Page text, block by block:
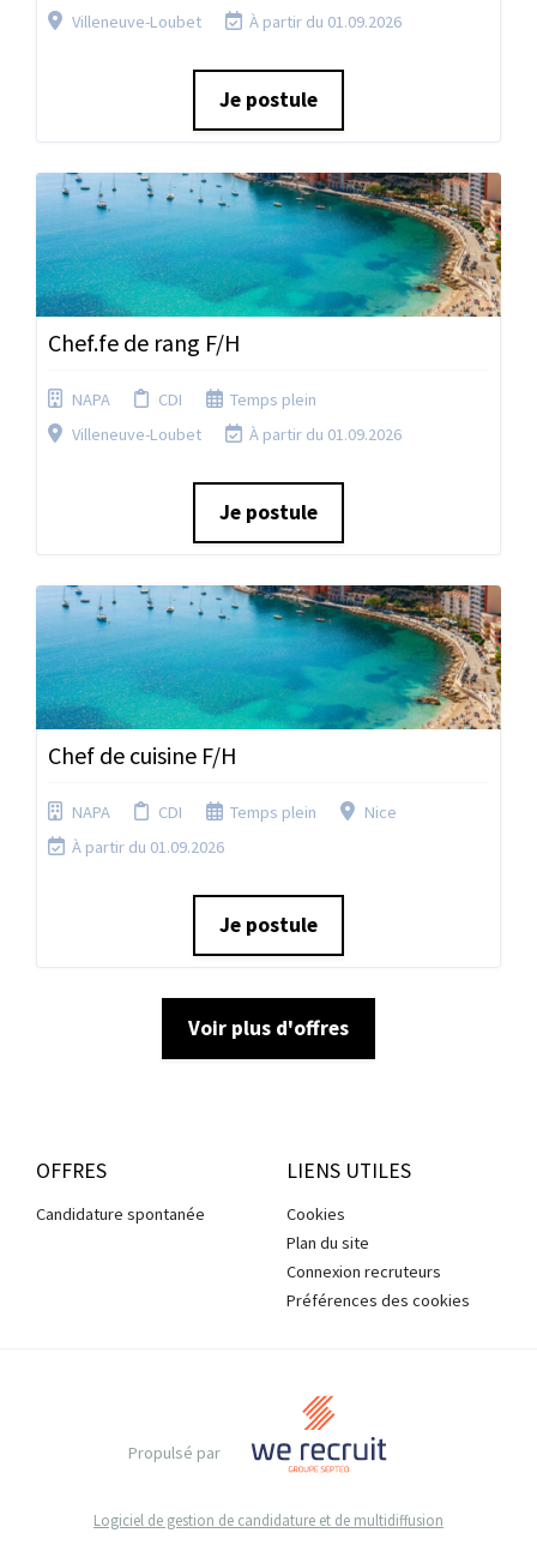
Villeneuve-Loubet
À partir du 01.09.2026
Je postule
Chef.fe de rang F/H
NAPA CDI
Temps plein
Villeneuve-Loubet
À partir du 01.09.2026
Je postule
Chef de cuisine F/H
NAPA CDI Temps plein
Nice
À partir du 01.09.2026
Je postule
Voir plus d'offres
OFFRES
Candidature spontanée
LIENS UTILES
Cookies
Plan du site
Connexion recruteurs
Préférences des cookies
Propulsé par
Logiciel de gestion de candidature et de multidiffusion